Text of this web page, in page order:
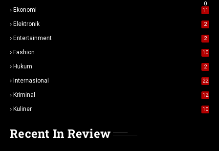
0
Ekonomi 11
Elektronik 2
Entertainment 2
Fashion 10
Hukum 2
Internasional 22
Kriminal 12
Kuliner 10
Recent In Review